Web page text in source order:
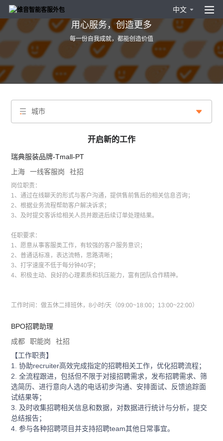
中文
用心服务，创造更多
每一份自我成就，都能创造价值
城市
开启新的工作
瑞典服装品牌-Tmall-PT
上海
一线客服岗 社招
岗位职责：
1、通过在线聊天的形式与客户沟通，提供售前售后的相关信息咨询；
2、根据业务流程帮助客户解决诉求；
3、及时提交客诉给相关人员并跟进后续订单处理结果。
任职要求：
1、愿意从事客服类工作，有较强的客户服务意识；
2、普通话标准，表达流畅，思路清晰；
3、打字速度不低于每分钟40字；
4、积极主动、良好的心理素质和抗压能力，富有团队合作精神。
工作时间：做五休二排班休，8小时/天（09:00~18:00；13:00~22:00）
BPO招聘助理
成都
职能岗
社招
【工作职责】
1. 协助recruiter高效完成指定的招聘相关工作，优化招聘流程；
2. 全流程跟进，包括但不限于对接招聘需求，发布招聘需求、筛
选简历、进行意向人选的电话初步沟通、安排面试、反馈追踪面
试结果等；
3. 及时收集招聘相关信息和数据，对数据进行统计与分析，提交
总结报告；
4. 参与各种招聘项目并支持招聘team其他日常事宜。